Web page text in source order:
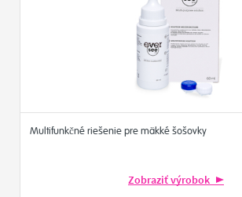
Multifunkčné riešenie pre mäkké šošovky
Zobraziť výrobok